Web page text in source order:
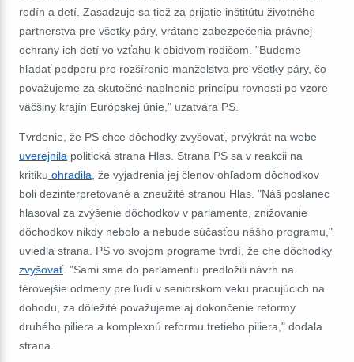
rodín a detí. Zasadzuje sa tiež za prijatie inštitútu životného
partnerstva pre všetky páry, vrátane zabezpečenia právnej
ochrany ich detí vo vzťahu k obidvom rodičom. "Budeme
hľadať podporu pre rozšírenie manželstva pre všetky páry, čo
považujeme za skutočné naplnenie princípu rovnosti po vzore
väčšiny krajín Európskej únie," uzatvára PS.
Tvrdenie, že PS chce dôchodky zvyšovať, prvýkrát na webe
uverejnila politická strana Hlas. Strana PS sa v reakcii na
kritiku ohradila , že vyjadrenia jej členov ohľadom dôchodkov
boli dezinterpretované a zneužité stranou Hlas. "Náš poslanec
hlasoval za zvýšenie dôchodkov v parlamente, znižovanie
dôchodkov nikdy nebolo a nebude súčasťou nášho programu,"
uviedla strana. PS vo svojom programe tvrdí, že che dôchodky
zvyšovať. "Sami sme do parlamentu predložili návrh na
férovejšie odmeny pre ľudí v seniorskom veku pracujúcich na
dohodu, za dôležité považujeme aj dokončenie reformy
druhého piliera a komplexnú reformu tretieho piliera," dodala
strana.